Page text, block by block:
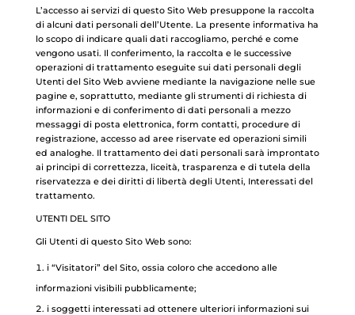
L’accesso ai servizi di questo Sito Web presuppone la raccolta
di alcuni dati personali dell’Utente. La presente informativa ha
lo scopo di indicare quali dati raccogliamo, perché e come
vengono usati. Il conferimento, la raccolta e le successive
operazioni di trattamento eseguite sui dati personali degli
Utenti del Sito Web avviene mediante la navigazione nelle sue
pagine e, soprattutto, mediante gli strumenti di richiesta di
informazioni e di conferimento di dati personali a mezzo
messaggi di posta elettronica, form contatti, procedure di
registrazione, accesso ad aree riservate ed operazioni simili
ed analoghe. Il trattamento dei dati personali sarà improntato
ai principi di correttezza, liceità, trasparenza e di tutela della
riservatezza e dei diritti di libertà degli Utenti, Interessati del
trattamento.
UTENTI DEL SITO
Gli Utenti di questo Sito Web sono:
i “Visitatori” del Sito, ossia coloro che accedono alle
informazioni visibili pubblicamente;
i soggetti interessati ad ottenere ulteriori informazioni sui